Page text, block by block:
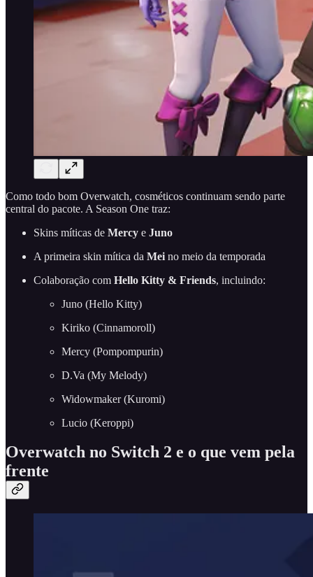
Como todo bom Overwatch, cosméticos continuam sendo parte
central do pacote. A Season One traz:
Skins míticas de Mercy e Juno
A primeira skin mítica da Mei no meio da temporada
Colaboração com Hello Kitty & Friends, incluindo:
Juno (Hello Kitty)
Kiriko (Cinnamoroll)
Mercy (Pompompurin)
D.Va (My Melody)
Widowmaker (Kuromi)
Lucio (Keroppi)
Overwatch no Switch 2 e o que vem pela
frente